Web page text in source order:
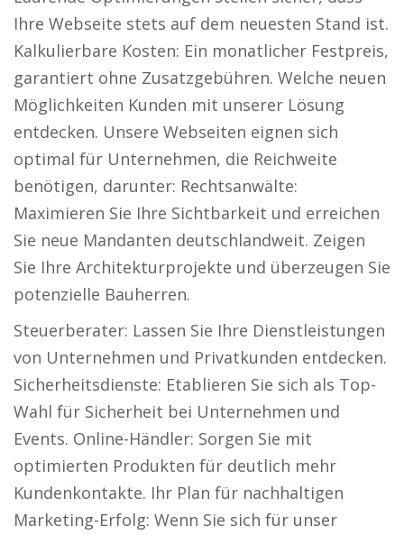
Ihre Webseite stets auf dem neuesten Stand ist.
Kalkulierbare Kosten: Ein monatlicher Festpreis,
garantiert ohne Zusatzgebühren. Welche neuen
Möglichkeiten Kunden mit unserer Lösung
entdecken. Unsere Webseiten eignen sich
optimal für Unternehmen, die Reichweite
benötigen, darunter: Rechtsanwälte:
Maximieren Sie Ihre Sichtbarkeit und erreichen
Sie neue Mandanten deutschlandweit. Zeigen
Sie Ihre Architekturprojekte und überzeugen Sie
potenzielle Bauherren.
Steuerberater: Lassen Sie Ihre Dienstleistungen
von Unternehmen und Privatkunden entdecken.
Sicherheitsdienste: Etablieren Sie sich als Top-
Wahl für Sicherheit bei Unternehmen und
Events. Online-Händler: Sorgen Sie mit
optimierten Produkten für deutlich mehr
Kundenkontakte. Ihr Plan für nachhaltigen
Marketing-Erfolg: Wenn Sie sich für unser